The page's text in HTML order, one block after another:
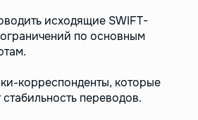
исходящие SWIFT-
по основным
корреспонденты, которые
переводов.